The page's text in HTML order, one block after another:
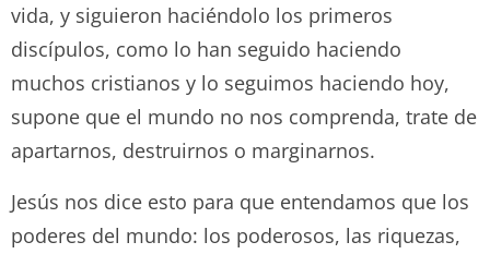
vida, y siguieron haciéndolo los primeros
discípulos, como lo han seguido haciendo
muchos cristianos y lo seguimos haciendo hoy,
supone que el mundo no nos comprenda, trate de
apartarnos, destruirnos o marginarnos.
Jesús nos dice esto para que entendamos que los
poderes del mundo: los poderosos, las riquezas,